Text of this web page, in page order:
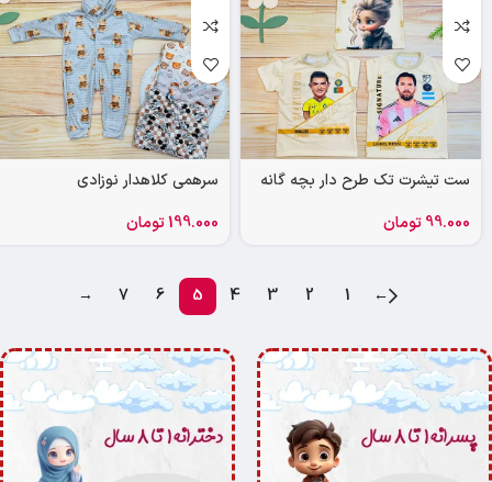
ست تیشرت تک طرح دار بچه گانه
99.000تومان
سرهمی کلاهدار نوزادی
199.000تومان
←
1
2
3
4
5
6
7
→